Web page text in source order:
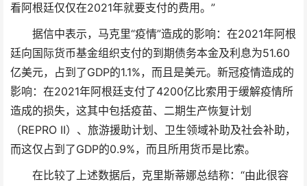
看阿根廷仅仅在2021年就要支付的费用。”
据信中表示，马克里“疫情”造成的影响：在2021年阿根
廷向国际货币基金组织支付的到期债务本金及利息为51.60
亿美元，占到了GDP的1.1%，而且是美元。新冠疫情造成的
影响：在2021年阿根廷支付了4200亿比索用于缓解疫情所
造成的损失，这其中包括疫苗、二期生产恢复计划
（REPRO II）、旅游援助计划、卫生领域补助及社会补助，
而这仅占到了GDP的0.9%，而且所用货币是比索。
在比较了上述数据后，克里斯蒂娜总结称：“由此很容